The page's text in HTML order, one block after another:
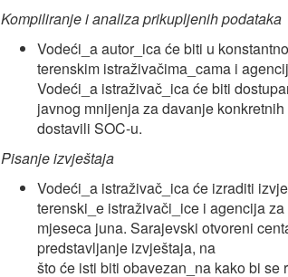
Kompiliranje i analiza prikupljenih podataka
Vodeći_a autor_ica će biti u
terenskim istraživačima_cama i
Vodeći_a istraživač_ica će biti
javnog mnijenja za davanje
dostavili SOC-u.
Pisanje izvještaja
Vodeći_a istraživač_ica će izraditi
terenski_e istraživači_ice i agencija
mjeseca juna. Sarajevski otvoreni
predstavljanje izvještaja, na
što će isti biti obavezan_na kako bi